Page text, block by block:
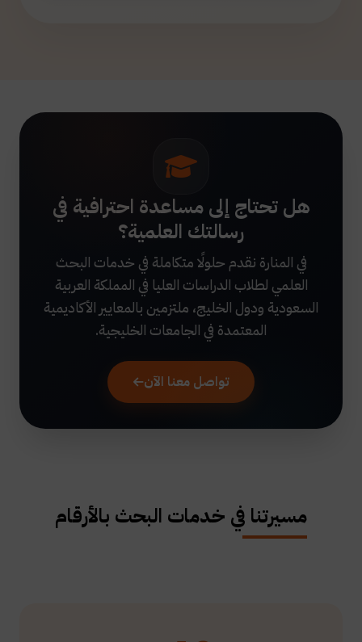
هل تحتاج إلى مساعدة احترافية في
رسالتك العلمية؟
في المنارة نقدم حلولًا متكاملة في خدمات البحث
العلمي لطلاب الدراسات العليا في المملكة العربية
السعودية ودول الخليج، ملتزمين بالمعايير الأكاديمية
المعتمدة في الجامعات الخليجية.
تواصل معنا الآن
مسيرتنا في خدمات البحث بالأرقام